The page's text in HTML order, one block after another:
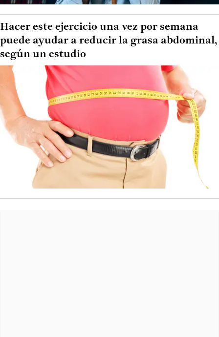
Hacer este ejercicio una vez por semana
puede ayudar a reducir la grasa abdominal,
según un estudio